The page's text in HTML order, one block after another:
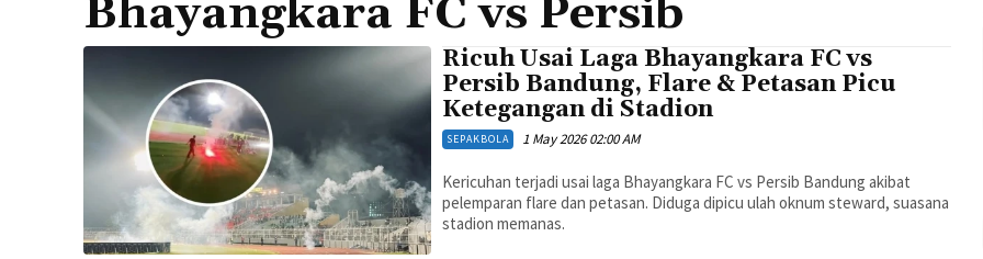
Bhayangkara FC vs Persib
Ricuh Usai Laga Bhayangkara FC vs
Persib Bandung, Flare & Petasan Picu
Ketegangan di Stadion
SEPAKBOLA 1 May 2026 02:00 AM
Kericuhan terjadi usai laga Bhayangkara FC vs Persib Bandung akibat
pelemparan flare dan petasan. Diduga dipicu ulah oknum steward, suasana
stadion memanas.